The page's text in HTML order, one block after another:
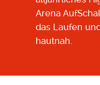
Arena
das Laufen
hautnah.